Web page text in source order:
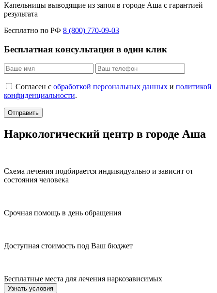
Капельницы выводящие из запоя в городе Аша с гарантией
результата
Бесплатно по РФ 8 (800) 770-09-03
Бесплатная консультация в один клик
Согласен с обработкой персональных данных и политикой
конфиденциальности.
Отправить
Наркологический центр в городе Аша
Схема лечения подбирается индивидуально и зависит от
состояния человека
Срочная помощь в день обращения
Доступная стоимость под Ваш бюджет
Бесплатные места для лечения наркозависимых
Узнать условия